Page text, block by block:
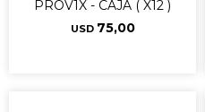
PROV1X - CAJA ( X12 )
USD 75,00